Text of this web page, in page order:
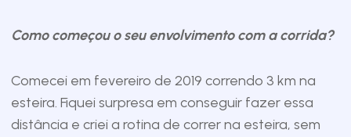
Como começou o seu envolvimento com a corrida?
Comecei em fevereiro de 2019 correndo 3 km na
esteira. Fiquei surpresa em conseguir fazer essa
distância e criei a rotina de correr na esteira, sem